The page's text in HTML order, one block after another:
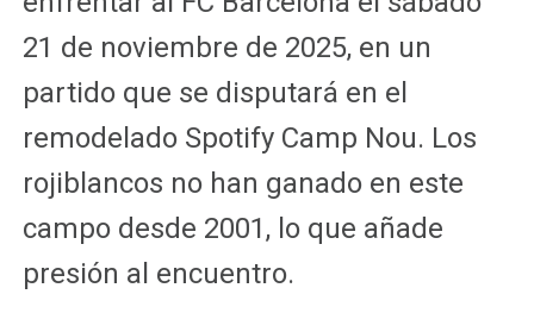
21 de noviembre de 2025, en un
partido que se disputará en el
remodelado Spotify Camp Nou. Los
rojiblancos no han ganado en este
campo desde 2001, lo que añade
presión al encuentro.